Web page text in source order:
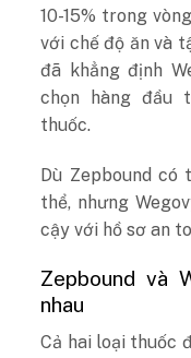
10-15% trong
với chế độ ăn và
đã khẳng định
chọn hàng đầu
thuốc.
Dù Zepbound có
thể, nhưng
cậy với hồ sơ an
Zepbound và
nhau
Cả hai loại thuốc